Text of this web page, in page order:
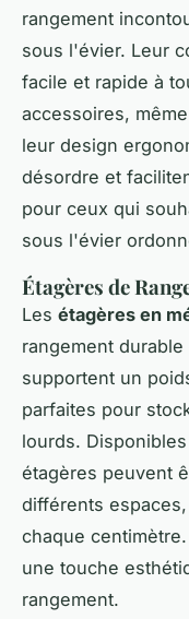
rangement
sous l'évier. Leur
facile et rapide à
accessoires,
leur design
désordre et
pour ceux qui
sous l'évier
Étagères de
Les étagères en
rangement
supportent un
parfaites pour
lourds.
étagères peuvent
différents
chaque
une touche
rangement.